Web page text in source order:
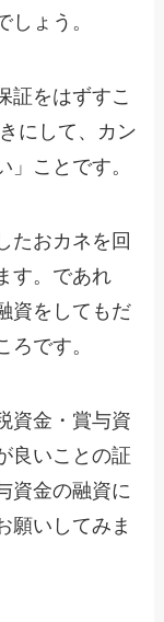
ょう。
証をはずすこ
にして、カン
ことです。
たおカネを回
す。であれ
資をしてもだ
です。
資金・賞与資
良いことの証
資金の融資に
願いしてみま